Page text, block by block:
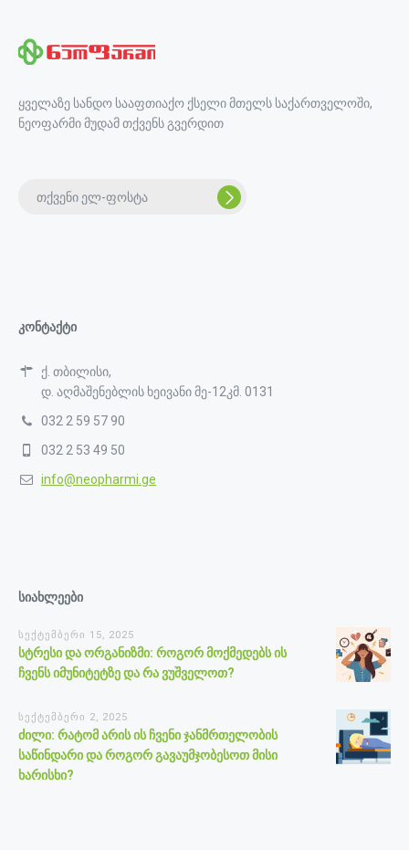
ყველაზე სანდო სააფთიაქო ქსელი მთელს საქართველოში,
ნეოფარმი მუდამ თქვენს გვერდით
კონტაქტი
ქ. თბილისი,
დ. აღმაშენებლის ხეივანი მე-12კმ. 0131
032 2 59 57 90
032 2 53 49 50
info@neopharmi.ge
სიახლეები
სექტემბერი 15, 2025
სტრესი და ორგანიზმი: როგორ მოქმედებს ის
ჩვენს იმუნიტეტზე და რა ვუშველოთ?
სექტემბერი 2, 2025
ძილი: რატომ არის ის ჩვენი ჯანმრთელობის
საწინდარი და როგორ გავაუმჯობესოთ მისი
ხარისხი?